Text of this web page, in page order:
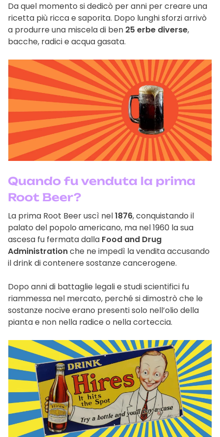
Da quel momento si dedicò per anni per creare una
ricetta più ricca e saporita. Dopo lunghi sforzi arrivò
a produrre una miscela di ben 25 erbe diverse,
bacche, radici e acqua gasata.
Quando fu venduta la prima
Root Beer?
La prima Root Beer uscì nel1876, conquistando il
palato del popolo americano, ma nel 1960 la sua
ascesa fu fermata dalla Food and Drug
Administrationche ne impedì la vendita accusando
il drink di contenere sostanze cancerogene.
Dopo anni di battaglie legali e studi scientifici fu
riammessa nel mercato, perché si dimostrò che le
sostanze nocive erano presenti solo nell’olio della
pianta e non nella radice o nella corteccia.